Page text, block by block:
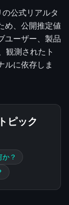
公式リアルタ
め、公開推定値
ユーザー、製品
観測されたト
ルに依存しま
ピック
？